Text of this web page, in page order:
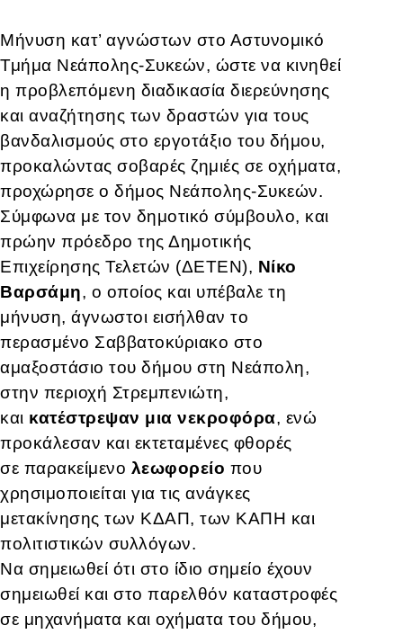
Μήνυση κατ’ αγνώστων στο Αστυνομικό
Τμήμα Νεάπολης-Συκεών, ώστε να κινηθεί
η προβλεπόμενη διαδικασία διερεύνησης
και αναζήτησης των δραστών για τους
βανδαλισμούς στο εργοτάξιο του δήμου,
προκαλώντας σοβαρές ζημιές σε οχήματα,
προχώρησε ο δήμος Νεάπολης-Συκεών.
Σύμφωνα με τον δημοτικό σύμβουλο, και
πρώην πρόεδρο της Δημοτικής
Επιχείρησης Τελετών (ΔΕΤΕΝ), Νίκο
Βαρσάμη, ο οποίος και υπέβαλε τη
μήνυση, άγνωστοι εισήλθαν το
περασμένο Σαββατοκύριακο στο
αμαξοστάσιο του δήμου στη Νεάπολη,
στην περιοχή Στρεμπενιώτη,
και κατέστρεψαν μια νεκροφόρα, ενώ
προκάλεσαν και εκτεταμένες φθορές
σε παρακείμενο λεωφορείο που
χρησιμοποιείται για τις ανάγκες
μετακίνησης των ΚΔΑΠ, των ΚΑΠΗ και
πολιτιστικών συλλόγων.
Να σημειωθεί ότι στο ίδιο σημείο έχουν
σημειωθεί και στο παρελθόν καταστροφές
σε μηχανήματα και οχήματα του δήμου,